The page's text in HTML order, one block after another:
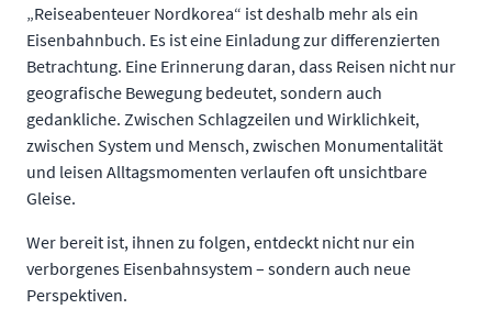
„Reiseabenteuer Nordkorea“ ist deshalb mehr als ein
Eisenbahnbuch. Es ist eine Einladung zur differenzierten
Betrachtung. Eine Erinnerung daran, dass Reisen nicht nur
geografische Bewegung bedeutet, sondern auch
gedankliche. Zwischen Schlagzeilen und Wirklichkeit,
zwischen System und Mensch, zwischen Monumentalität
und leisen Alltagsmomenten verlaufen oft unsichtbare
Gleise.
Wer bereit ist, ihnen zu folgen, entdeckt nicht nur ein
verborgenes Eisenbahnsystem – sondern auch neue
Perspektiven.